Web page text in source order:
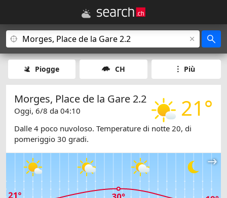
Piogge CH Più
21°
Morges, Place de la Gare 2.2
Oggi, 6/8 da 04:10
Dalle 4 poco nuvoloso. Temperature di notte 20, di
pomeriggio 30 gradi.